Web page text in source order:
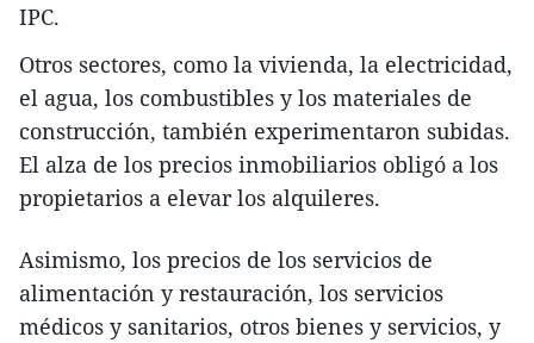
IPC.
Otros sectores, como la vivienda, la electricidad,
el agua, los combustibles y los materiales de
construcción, también experimentaron subidas.
El alza de los precios inmobiliarios obligó a los
propietarios a elevar los alquileres.
Asimismo, los precios de los servicios de
alimentación y restauración, los servicios
médicos y sanitarios, otros bienes y servicios, y